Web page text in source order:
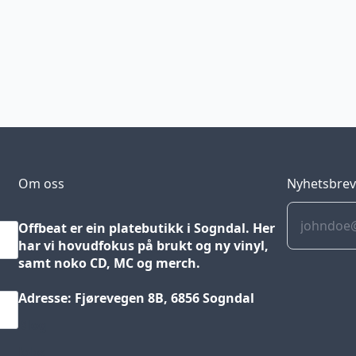
Om oss
Offbeat er ein platebutikk i Sogndal. Her
har vi hovudfokus på brukt og ny vinyl,
samt noko CD, MC og merch.
Adresse: Fjørevegen 8B, 6856 Sogndal
Blog
Nyhetsbrev